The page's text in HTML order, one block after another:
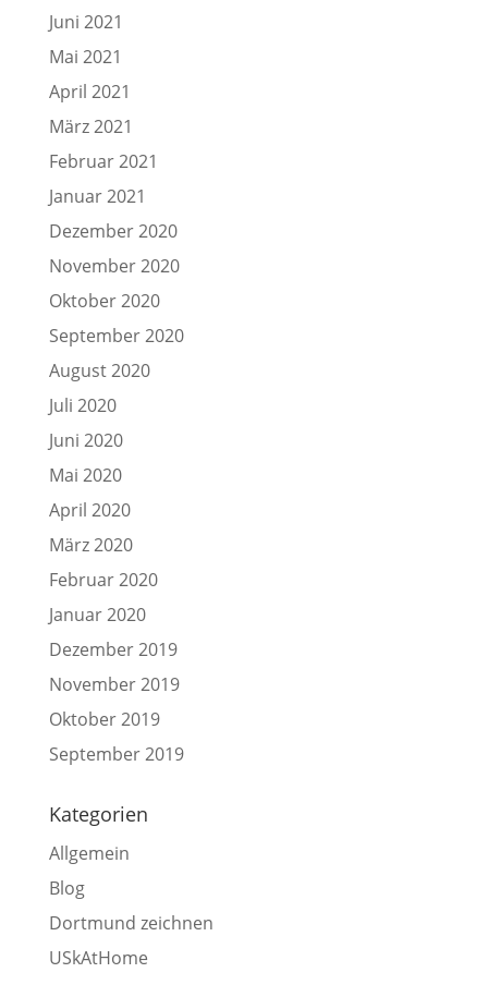
Juni 2021
Mai 2021
April 2021
März 2021
Februar 2021
Januar 2021
Dezember 2020
November 2020
Oktober 2020
September 2020
August 2020
Juli 2020
Juni 2020
Mai 2020
April 2020
März 2020
Februar 2020
Januar 2020
Dezember 2019
November 2019
Oktober 2019
September 2019
Kategorien
Allgemein
Blog
Dortmund zeichnen
USkAtHome